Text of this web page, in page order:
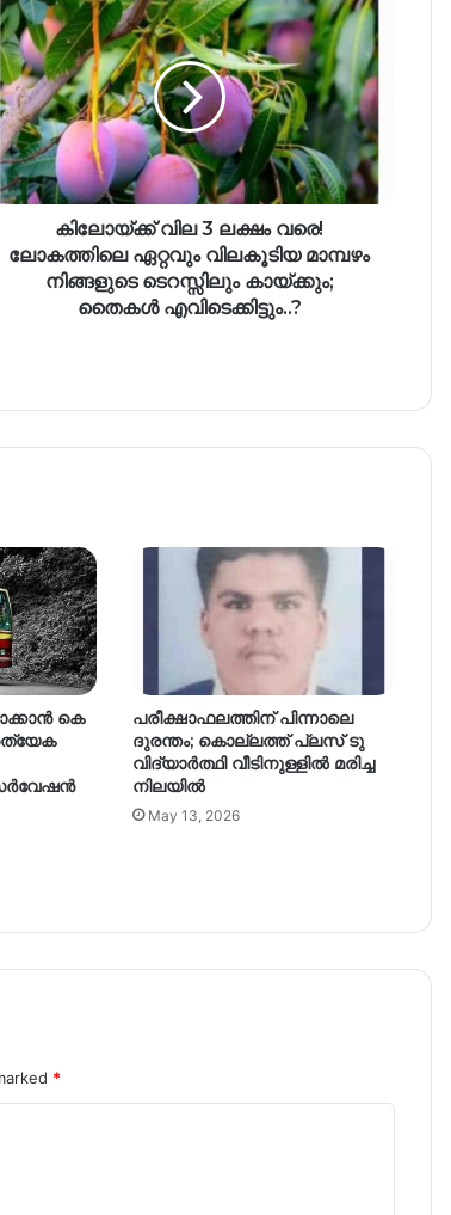
കിലോയ്ക്ക് വില 3 ലക്ഷം വരെ!
ലോകത്തിലെ ഏറ്റവും വിലകൂടിയ മാമ്പഴം
നിങ്ങളുടെ ടെറസ്സിലും കായ്ക്കും;
തൈകൾ എവിടെക്കിട്ടും..?
കെ
പരീക്ഷാഫലത്തിന് പിന്നാലെ
ദുരന്തം; കൊല്ലത്ത് പ്ലസ് ടു
വിദ്യാര്‍ത്ഥി വീടിനുള്ളില്‍ മരിച്ച
നിലയില്‍
May 13, 2026
*